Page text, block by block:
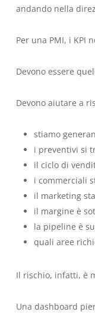
andando nella
Per una PMI, i KPI
Devono essere
Devono aiutare a
stiamo
i preventivi si
il ciclo di
i commerciali
il marketing
il margine è
la pipeline è
quali aree
Il rischio, infatti, è
Una dashboard